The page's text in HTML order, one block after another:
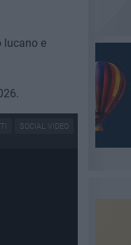
lucano e
SOCIAL VIDEO